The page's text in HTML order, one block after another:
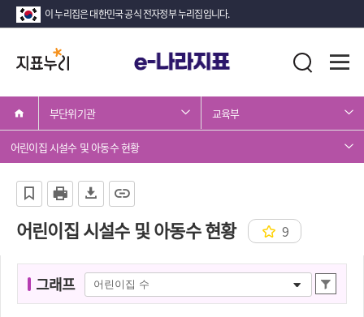
이 누리집은 대한민국 공식 전자정부 누리집입니다.
지
표
누
리
통
합
검
기
부단위기관 교육부
어린이집 시설수 및 아동수 현황
어린이집 시설수 및 아동수 현황 9
그래프
그
래
상
세